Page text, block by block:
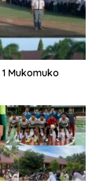
Mukomuko